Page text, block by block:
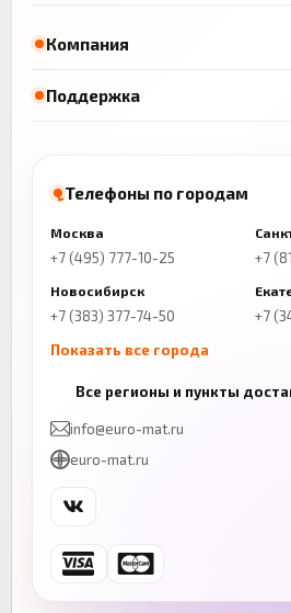
Компания
Поддержка
Телефоны по городам
Москва
+7 (495) 777-10-25 +7
Новосибирск
+7 (383) 377-74-50
+7
Показать все города
+7 (843) 206-01-30
Челябинск
+7 (343) 300-99-67
Ростов-на-Дону
+7 (863) 333-50-75
Все регионы и пункты
info@euro-mat.ru
euro-mat.ru